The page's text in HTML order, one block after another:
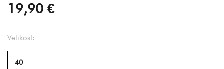
19,90 €
Velikost:
40